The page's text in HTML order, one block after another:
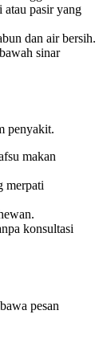
atau pasir yang
dan air bersih.
sinar
penyakit.
makan
merpati
konsultasi
pesan